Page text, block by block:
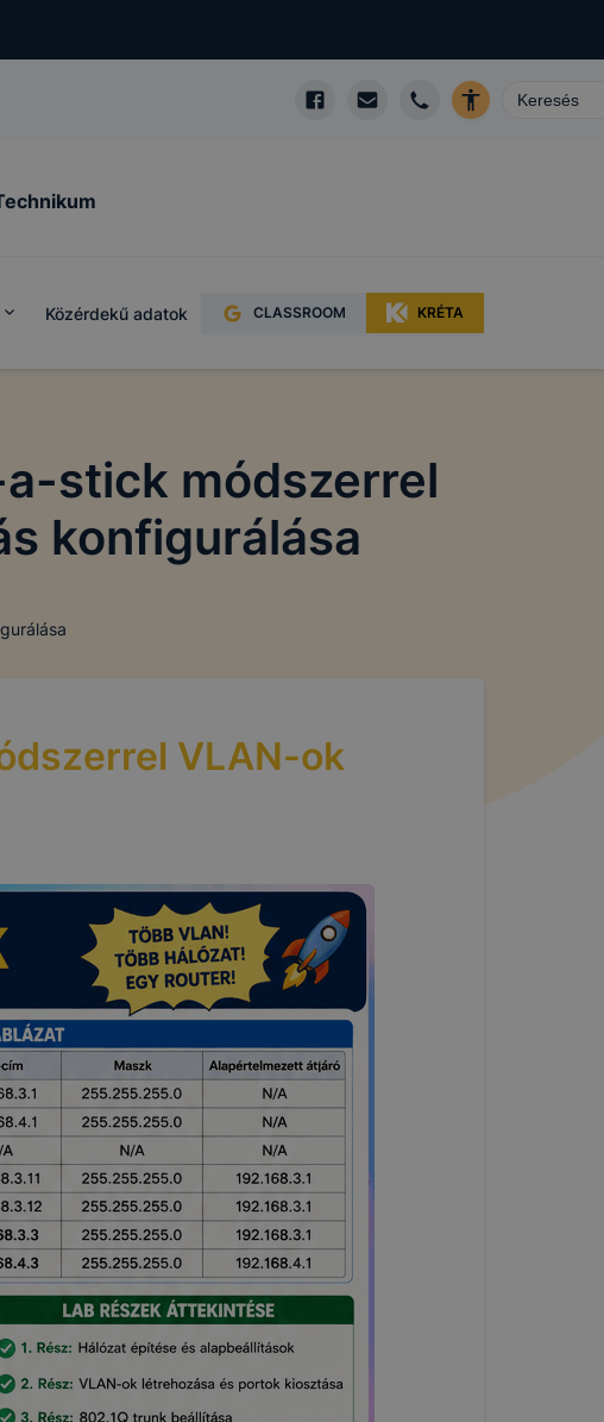
Közérdekű adatok CLASSROOM KRÉTA
a-stick módszerrel
konfigurálása
VLAN-ok